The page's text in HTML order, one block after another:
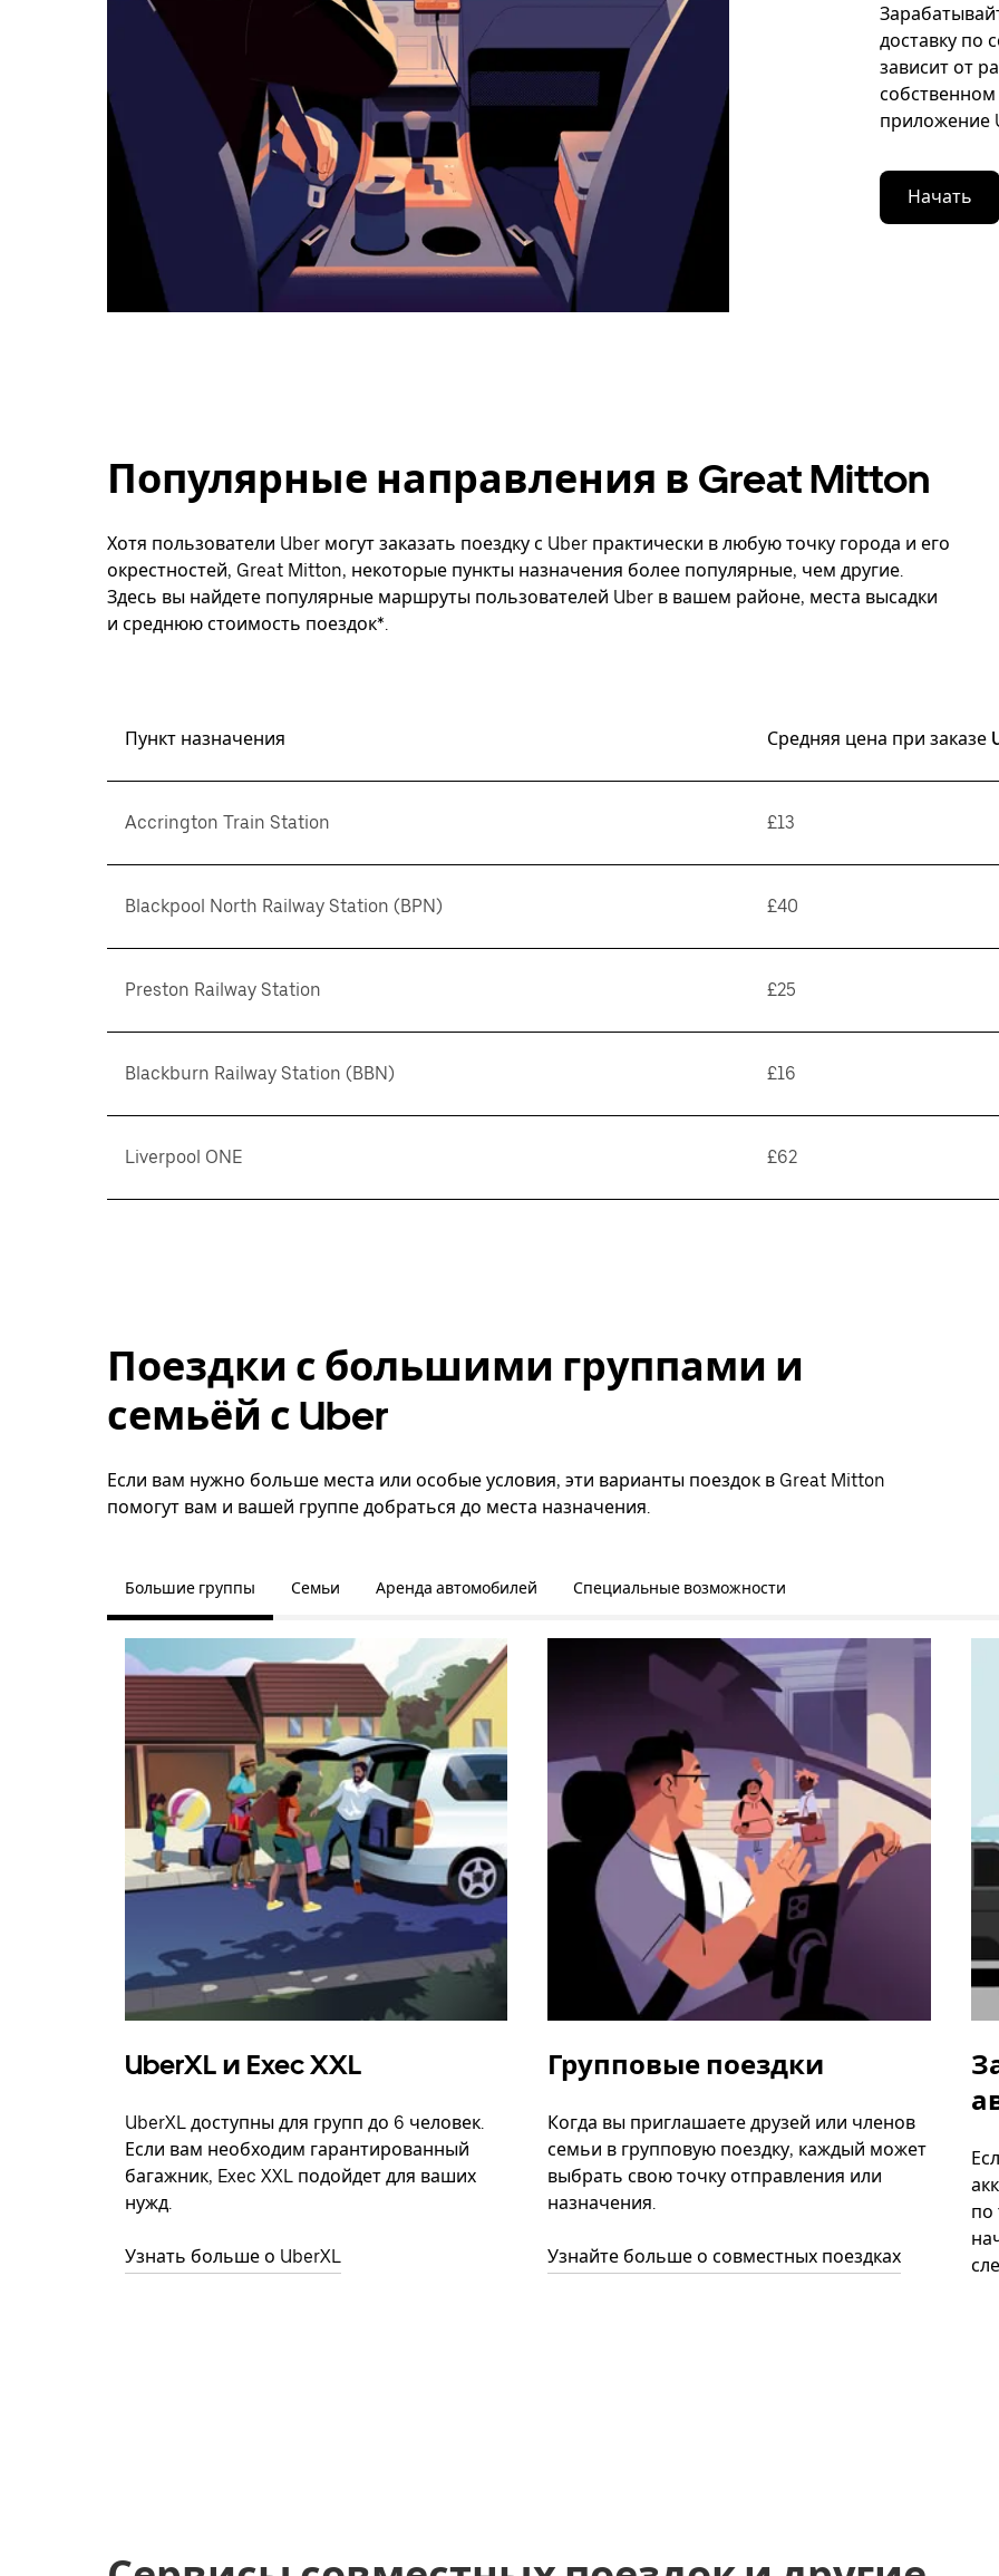
доставку по
зависит от
приложение
Начать
Популярные направления в Great Mitton
Хотя пользователи Uber могут заказать поездку с Uber практически в любую точку города и его
окрестностей, Great Mitton, некоторые пункты назначения более популярные, чем другие.
Здесь вы найдете популярные маршруты пользователей Uber в вашем районе, места высадки
и среднюю стоимость поездок*.
Пункт назначения Средняя цена при заказе
Accrington Train Station £13
Blackpool North Railway Station (BPN) £40
Preston Railway Station £25
Blackburn Railway Station (BBN) £16
Liverpool ONE £62
Поездки с большими группами и
семьёй с Uber
Если вам нужно больше места или особые условия, эти варианты поездок в Great Mitton
помогут вам и вашей группе добраться до места назначения.
Большие группы Семьи Аренда автомобилей Специальные возможности
UberXL и Exec XXL
UberXL доступны для групп до 6 человек.
Если вам необходим гарантированный
багажник, Exec XXL подойдет для ваших
нужд.
Узнать больше о UberXL
Групповые поездки
Когда вы приглашаете друзей или членов
семьи в групповую поездку, каждый может
выбрать свою точку отправления или
назначения.
Узнайте больше о совместных поездках
по